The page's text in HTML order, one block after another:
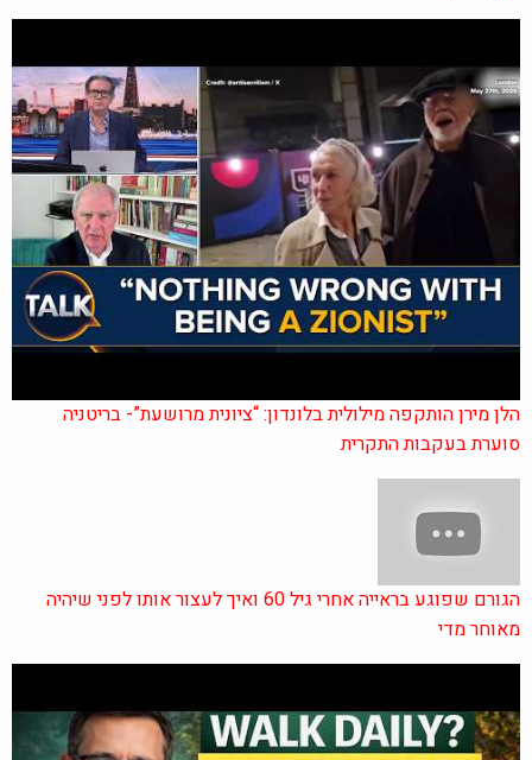
הלן מירן הותקפה מילולית בלונדון: “ציונית מרושעת”- בריטניה
סוערת בעקבות התקרית
הגורם שפוגע בראייה אחרי גיל 60 ואיך לעצור אותו לפני שיהיה
מאוחר מדי